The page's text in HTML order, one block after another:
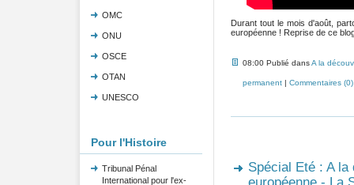
OMC
ONU
OSCE
OTAN
UNESCO
Pour l'Histoire
Tribunal Pénal
International pour l'ex-
Durant tout le mois d'août,
européenne ! Reprise de ce
08:00 Publié dansA la
permanent| Commentaires (0)
Spécial Eté : A la